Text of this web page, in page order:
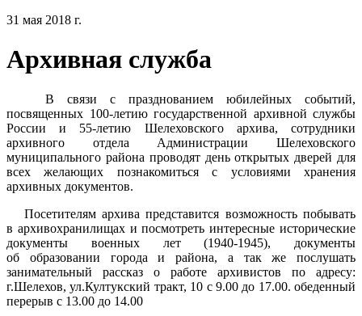
31 мая 2018 г.
Архивная служба
В связи с празднованием юбилейных событий,
посвященных 100-летию государственной архивной службы
России и 55-летию Шелеховского архива, сотрудники
архивного отдела Администрации Шелеховского
муниципального района проводят день открытых дверей для
всех желающих познакомиться с условиями хранения
архивных документов.
Посетителям архива представится возможность побывать
в архивохранилищах и посмотреть интересные исторические
документы военных лет (1940-1945), документы
об образовании города и района, а так же послушать
занимательный рассказ о работе архивистов по адресу:
г.Шелехов, ул.Култукский тракт, 10 с 9.00 до 17.00. обеденный
перерыв с 13.00 до 14.00